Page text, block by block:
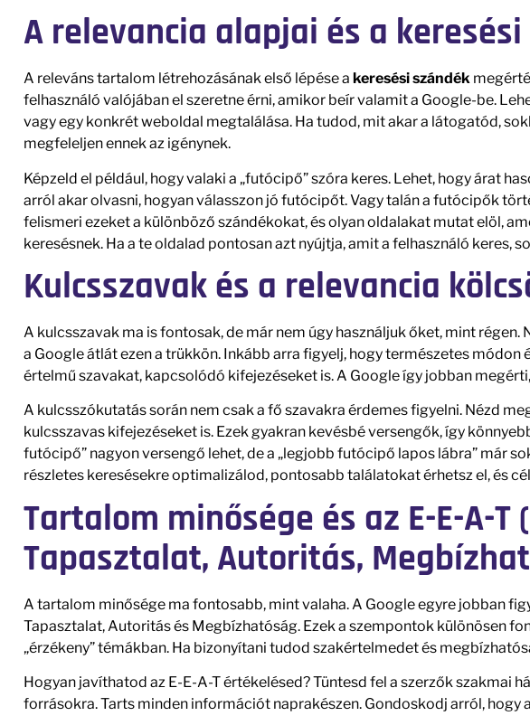
A relevancia alapjai és a
A releváns tartalom létrehozásának első lépése a keresési szándék
felhasználó valójában el szeretne érni, amikor beír valamit a Google-be.
vagy egy konkrét weboldal megtalálása. Ha tudod, mit akar a látogatód,
megfeleljen ennek az igénynek.
Képzeld el például, hogy valaki a „futócipő” szóra keres. Lehet, hogy árat
arról akar olvasni, hogyan válasszon jó futócipőt. Vagy talán a futócipők
felismeri ezeket a különböző szándékokat, és olyan oldalakat mutat elöl,
keresésnek. Ha a te oldalad pontosan azt nyújtja, amit a felhasználó keres,
Kulcsszavak és a relevancia
A kulcsszavak ma is fontosak, de már nem úgy használjuk őket, mint
a Google átlát ezen a trükkön. Inkább arra figyelj, hogy természetes
értelmű szavakat, kapcsolódó kifejezéseket is. A Google így jobban
A kulcsszókutatás során nem csak a fő szavakra érdemes figyelni. Nézd
kulcsszavas kifejezéseket is. Ezek gyakran kevésbé versengők, így
futócipő” nagyon versengő lehet, de a „legjobb futócipő lapos lábra” már
részletes keresésekre optimalizálod, pontosabb találatokat érhetsz el, és
Tartalom minősége és az E-E-A-T
Tapasztalat, Autoritás,
A tartalom minősége ma fontosabb, mint valaha. A Google egyre jobban
Tapasztalat, Autoritás és Megbízhatóság. Ezek a szempontok különösen
„érzékeny” témákban. Ha bizonyítani tudod szakértelmedet és
Hogyan javíthatod az E-E-A-T értékelésed? Tüntesd fel a szerzők szakmai
forrásokra. Tarts minden információt naprakészen. Gondoskodj arról,